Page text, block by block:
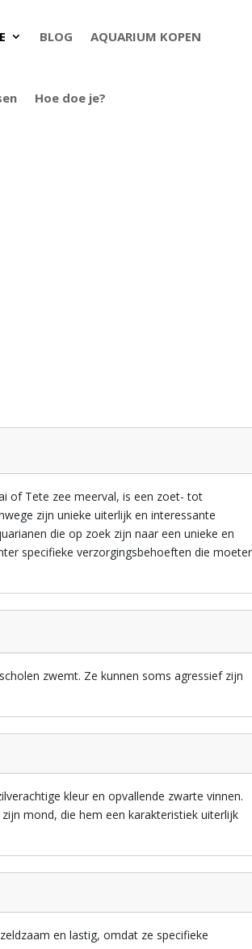
BLOG AQUARIUM KOPEN
Hoe doe je?
of Tete zee meerval, is een zoet- tot
zijn unieke uiterlijk en interessante
die op zoek zijn naar een unieke en
specifieke verzorgingsbehoeften die
zwemt. Ze kunnen soms agressief zijn
kleur en opvallende zwarte vinnen.
mond, die hem een karakteristiek uiterlijk
en lastig, omdat ze specifieke